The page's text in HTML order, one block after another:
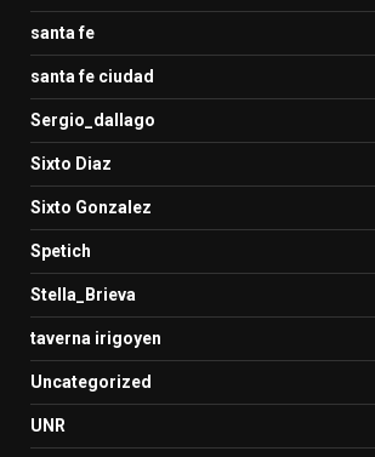
santa fe
santa fe ciudad
Sergio_dallago
Sixto Diaz
Sixto Gonzalez
Spetich
Stella_Brieva
taverna irigoyen
Uncategorized
UNR